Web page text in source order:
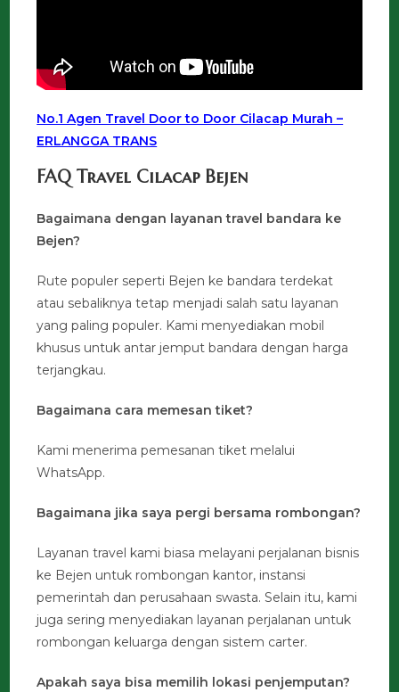
No.1 Agen Travel Door to Door Cilacap Murah –
ERLANGGA TRANS
FAQ Travel Cilacap Bejen
Bagaimana dengan layanan travel bandara ke
Bejen?
Rute populer seperti Bejen ke bandara terdekat
atau sebaliknya tetap menjadi salah satu layanan
yang paling populer. Kami menyediakan mobil
khusus untuk antar jemput bandara dengan harga
terjangkau.
Bagaimana cara memesan tiket?
Kami menerima pemesanan tiket melalui
WhatsApp.
Bagaimana jika saya pergi bersama rombongan?
Layanan travel kami biasa melayani perjalanan bisnis
ke Bejen untuk rombongan kantor, instansi
pemerintah dan perusahaan swasta. Selain itu, kami
juga sering menyediakan layanan perjalanan untuk
rombongan keluarga dengan sistem carter.
Apakah saya bisa memilih lokasi penjemputan?